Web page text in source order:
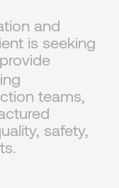
and
is seeking
teams,
safety,